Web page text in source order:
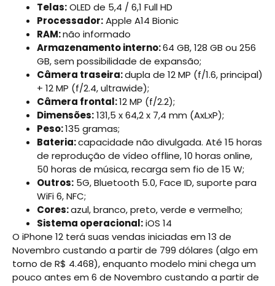
Telas:OLED de 5,4 / 6,1 Full HD
Processador:Apple A14 Bionic
RAM:não informado
Armazenamento interno:64 GB, 128 GB ou 256
GB, sem possibilidade de expansão;
Câmera traseira:dupla de 12 MP (f/1.6, principal)
+ 12 MP (f/2.4, ultrawide);
Câmera frontal:12 MP (f/2.2);
Dimensões:131,5 x 64,2 x 7,4 mm (AxLxP);
Peso:135 gramas;
Bateria:capacidade não divulgada. Até 15 horas
de reprodução de vídeo offline, 10 horas online,
50 horas de música, recarga sem fio de 15 W;
Outros: 5G, Bluetooth 5.0, Face ID, suporte para
WiFi 6, NFC;
Cores:azul, branco, preto, verde e vermelho;
Sistema operacional:iOS 14
O iPhone 12 terá suas vendas iniciadas em 13 de
Novembro custando a partir de 799 dólares (algo em
torno de R$ 4.468), enquanto modelo mini chega um
pouco antes em 6 de Novembro custando a partir de